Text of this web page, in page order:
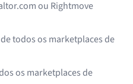
ou Rightmove
todos os marketplaces de
os marketplaces de